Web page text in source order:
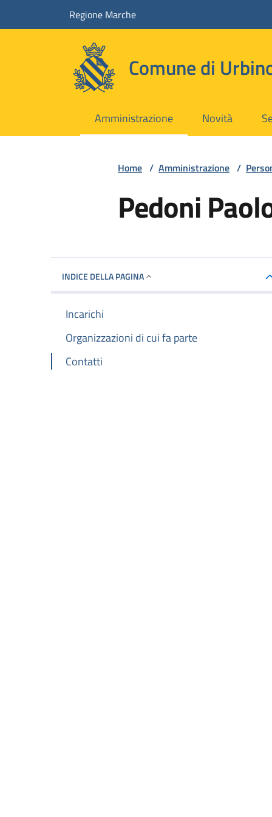
Vai ai contenutiRegione Marche
Comune di
Amministrazione Novità
Home / Amministrazione /
Pedoni
INDICE DELLA PAGINA
Incarichi
Organizzazioni di cui fa parte
Contatti